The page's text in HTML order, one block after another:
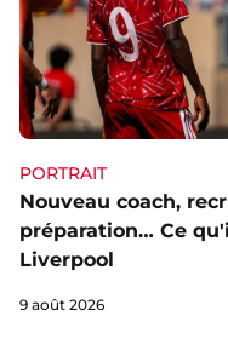
PORTRAIT
Nouveau coach,
préparation… Ce
Liverpool
9 août 2026